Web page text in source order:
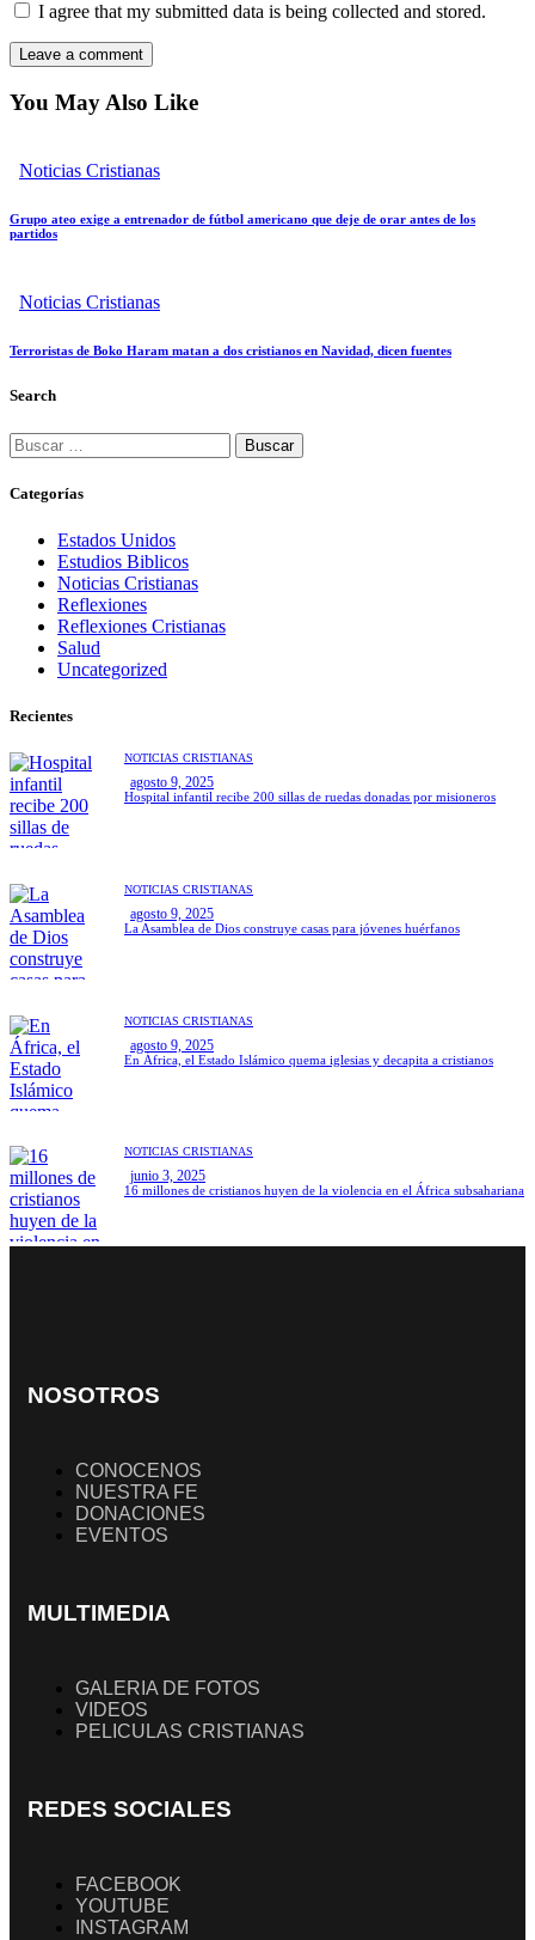
I agree that my submitted data is being collected and stored.
You May Also Like
Noticias Cristianas
Grupo ateo exige a entrenador de fútbol americano que deje de orar antes de los
partidos
Noticias Cristianas
Terroristas de Boko Haram matan a dos cristianos en Navidad, dicen fuentes
Search
Categorías
Estados Unidos
Estudios Biblicos
Noticias Cristianas
Reflexiones
Reflexiones Cristianas
Salud
Uncategorized
Recientes
NOTICIAS CRISTIANAS
agosto 9, 2025
Hospital infantil recibe 200 sillas de ruedas donadas por misioneros
NOTICIAS CRISTIANAS
agosto 9, 2025
La Asamblea de Dios construye casas para jóvenes huérfanos
NOTICIAS CRISTIANAS
agosto 9, 2025
En África, el Estado Islámico quema iglesias y decapita a cristianos
NOTICIAS CRISTIANAS
junio 3, 2025
16 millones de cristianos huyen de la violencia en el África subsahariana
NOSOTROS
CONOCENOS
NUESTRA FE
DONACIONES
EVENTOS
MULTIMEDIA
GALERIA DE FOTOS
VIDEOS
PELICULAS CRISTIANAS
REDES SOCIALES
FACEBOOK
YOUTUBE
INSTAGRAM